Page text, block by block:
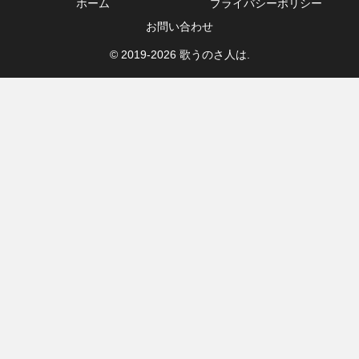
ホーム
プライバシーポリシー
お問い合わせ
© 2019-2026 歌うのさ人は.